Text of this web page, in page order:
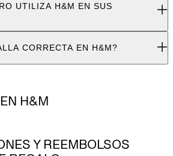
UTILIZA H&M EN SUS
CORRECTA EN H&M?
H&M
Y REEMBOLSOS